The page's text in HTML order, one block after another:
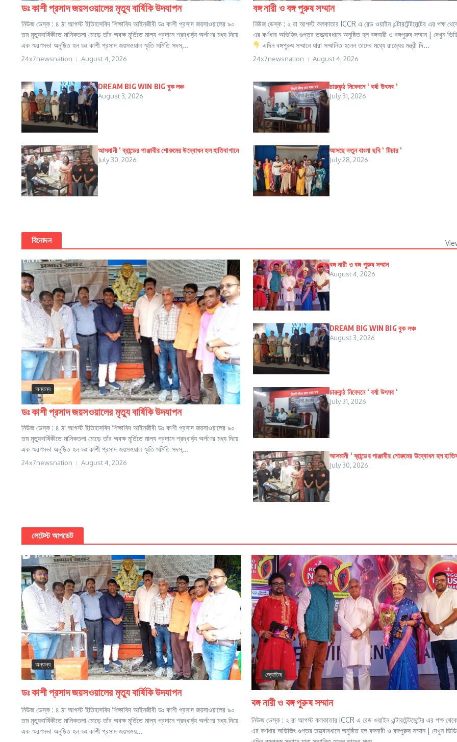
ডঃ কাশী প্রসাদ জয়সওয়ালের মৃত্যু বার্ষিকি উদযাপন
নিউজ ডেস্ক : ৪ ঠা আগস্ট ইতিহাসবিদ শিক্ষাবিদ আইনজীবী ডঃ কাশী প্রসাদ জয়সাওয়ালের ৯০
তম মৃত্যুবার্ষিকীতে মানিকতলা মোড়ে তাঁর অবক্ষ মূর্তিতে মাল্য প্রদানে শ্রদ্ধার্ঘ্য অর্পণের মধ্য দিয়ে
এক স্মরণসভা অনুষ্ঠিত হল ডঃ কাশী প্রসাদ জয়সওয়াল স্মৃতি সমিতি সদস্...
24x7newsnation August 4, 2026
বঙ্গ নারী ও বঙ্গ পুরুষ সম্মান
নিউজ ডেস্ক : ২ রা আগস্ট কলকাতার ICCR এ রেড ওয়াইন এন্টারটেন্টমেন্টের এর পক্ষ
এর কর্ণধার অভিজিৎ গুপ্তর তত্ত্বাবধানে অনুষ্ঠিত হল বঙ্গনারী ও বঙ্গপুরুষ সম্মান | দেখুন
এদিন বঙ্গপুরুষ সম্মানে যারা সম্মানিত হলেন তাদের মধ্যে রাজ্যের মন্ত্রী দি...
24x7newsnation August 4, 2026
DREAM BIG WIN BIG বুক লঞ্চ
August 3, 2026
চারুকন্ঠ নিবেদনে ‘ বর্ষা উৎসব ‘
July 31, 2026
আসমানী ‘ ব্রান্ডের পাঞ্জাবীর শোরুমের উদ্বোধন হল হাতিবাগানে
July 30, 2026
আসছে নতুন বাংলা ছবি ‘ টিচার ‘
July 28, 2026
বিনোদন
অন্যান্য
ডঃ কাশী প্রসাদ জয়সওয়ালের মৃত্যু বার্ষিকি উদযাপন
নিউজ ডেস্ক : ৪ ঠা আগস্ট ইতিহাসবিদ শিক্ষাবিদ আইনজীবী ডঃ কাশী প্রসাদ জয়সাওয়ালের ৯০
তম মৃত্যুবার্ষিকীতে মানিকতলা মোড়ে তাঁর অবক্ষ মূর্তিতে মাল্য প্রদানে শ্রদ্ধার্ঘ্য অর্পণের মধ্য দিয়ে
এক স্মরণসভা অনুষ্ঠিত হল ডঃ কাশী প্রসাদ জয়সওয়াল স্মৃতি সমিতি সদস্...
24x7newsnation August 4, 2026
বঙ্গ নারী ও বঙ্গ পুরুষ সম্মান
August 4, 2026
DREAM BIG WIN BIG বুক লঞ্চ
August 3, 2026
চারুকন্ঠ নিবেদনে ‘ বর্ষা উৎসব ‘
July 31, 2026
আসমানী ‘ ব্রান্ডের পাঞ্জাবীর শোরুমের উদ্বোধন হল
July 30, 2026
লেটেস্ট আপডেট
অন্যান্য
ডঃ কাশী প্রসাদ জয়সওয়ালের মৃত্যু বার্ষিকি উদযাপন
নিউজ ডেস্ক : ৪ ঠা আগস্ট ইতিহাসবিদ শিক্ষাবিদ আইনজীবী ডঃ কাশী প্রসাদ জয়সাওয়ালের ৯০
তম মৃত্যুবার্ষিকীতে মানিকতলা মোড়ে তাঁর অবক্ষ মূর্তিতে মাল্য প্রদানে শ্রদ্ধার্ঘ্য অর্পণের মধ্য দিয়ে
এক স্মরণসভা অনুষ্ঠিত হল ডঃ কাশী প্রসাদ জয়সওয়...
জ্যোতিষ
বঙ্গ নারী ও বঙ্গ পুরুষ সম্মান
নিউজ ডেস্ক : ২ রা আগস্ট কলকাতার ICCR এ রেড ওয়াইন এন্টারটেন্টমেন্টের এর পক্ষ
এর কর্ণধার অভিজিৎ গুপ্তর তত্ত্বাবধানে অনুষ্ঠিত হল বঙ্গনারী ও বঙ্গপুরুষ সম্মান | দেখুন